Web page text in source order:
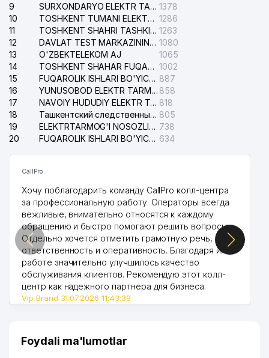
9
SURXONDARYO ELEKTR TARMOQLARI AJ 1378
10
TOSHKENT TUMANI ELEKTR TARMOG'I AVARIYA XIZMATI 1286
11
TOSHKENT SHAHRI TASHKILOT TELEFONLARI HAQIDA MA'LUMOT BYUROSI 1263
12
DAVLAT TEST MARKAZINING ISHONCH TELEFONLARI 1080
13
O'ZBEKTELEKOM AJ
1065
14
TOSHKENT SHAHAR FUQAROLIK ISHLARI BO'YICHA SUDI 1002
15
FUQAROLIK ISHLARI BO'YICHA YAKKASAROY TUMANLARARO SUDI 887
16
YUNUSOBOD ELEKTR TARMOG'I NOSOZLIKLARI XIZMATI 858
17
NAVOIY HUDUDIY ELEKTR TARMOQLARI KORXONASI AJ 818
18
Ташкентский следственный изолятор 805
19
ELEKTRTARMOG'I NOSOZLIKLARINI TO'ZATISH SERGELI XIZMATI 738
20
FUQAROLIK ISHLARI BO'YICHA UCH-TEPA TUMANI SUDI 634
CallPro
Хочу поблагодарить команду CallPro колл-центра
за профессиональную работу. Операторы всегда
вежливые, внимательно относятся к каждому
обращению и быстро помогают решить вопросы.
Отдельно хочется отметить грамотную речь,
ответственность и оперативность. Благодаря их
работе значительно улучшилось качество
обслуживания клиентов. Рекомендую этот колл-
центр как надежного партнера для бизнеса.
Vip Brand 31.07.2026 11:43:39
Foydali ma'lumotlar